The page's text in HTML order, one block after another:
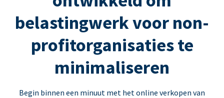
belastingwerk voor non-
profitorganisaties te
minimaliseren
Begin binnen een minuut met het online verkopen van